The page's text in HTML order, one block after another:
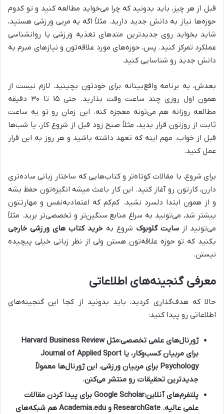
قبل از هر چیز، باید بدونید که چرا می‌خواید مطالعه کنید و تو کدوم
حوزه‌ها نیاز به دانش جدید دارید. مثلاً اگه یه مربی ورزشی هستید،
شاید بخواید روی جدیدترین متدهای تغذیه ورزشی یا روانشناسی
عملکرد تمرکز کنید. پس، حوزه‌های مورد علاقه‌تون و نیازهای مبرم به
دانش جدید رو شناسایی کنید.
بعدش، یه برنامه واقع‌بینانه برای خودتون بچینید. لازم نیست از
همون اول روزی چند ساعت وقت بذارید. حتی ۱۵ تا ۳۰ دقیقه
مطالعه روزانه هم می‌تونه معجزه کنه. این زمان رو تو یه ساعت
ثابت از روزتون قرار بدید، مثلاً صبح زود قبل از شروع کار، یا شب‌ها
قبل از خواب. مهم اینه که تعهد داشته باشید و هر روز به این قرار
عمل کنید.
برای شروع، با مقالات کوتاه‌تر و کتاب‌هایی که ساختار زبانی ساده‌تری
دارن، کارتون رو آغاز کنید. این کار باعث میشه انگیزه‌تون حفظ بشه
و از همون ابتدا دلسرد نشید. کم‌کم که اعتمادبه‌نفس و مهارتتون
بیشتر شد، می‌تونید به سراغ منابع سنگین‌تر و تخصصی‌تر برید. مثلاً
می‌تونید ازسایت گلوبوک شروع به خرید کتاب های ورزشی خارجی
بکنید که تو حوزه علاقه‌تون هستن ولی از نظر زبانی خیلی پیچیده
نیستن.
معرفی گنجینه‌های اطلاعاتی
حالا که هدف‌گذاری کردید، باید بدونید از کجا این گنجینه‌های
اطلاعاتی رو پیدا کنید:
ژورنال‌های علمی تخصصی:
مثل Harvard Business Review
برای مربیان کسب‌وکار، یا Journal of Applied Sport
Psychology برای مربیان ورزشی. این ژورنال‌ها معمولاً
جدیدترین تحقیقات رو منتشر می‌کنن.
پلتفرم‌های آنلاین:
Google Scholar برای پیدا کردن مقالات
علمی عالیه. ResearchGate و Academia.edu هم شبکه‌های